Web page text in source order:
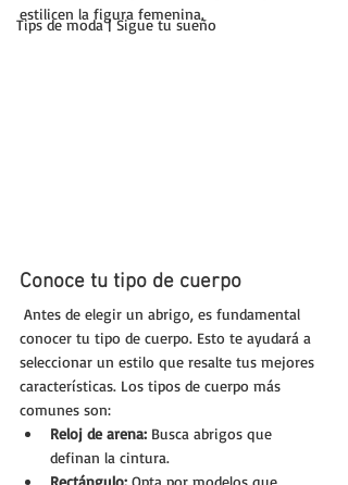
Tips de moda | Sigue tu sueño
estilicen la figura femenina.
Conoce tu tipo de cuerpo
conocer tu tipo de cuerpo. Esto te ayudará a
seleccionar un estilo que resalte tus mejores
características. Los tipos de cuerpo más
comunes son:
Reloj de arena: Busca abrigos que
definan la cintura.
Rectángulo: Opta por modelos que